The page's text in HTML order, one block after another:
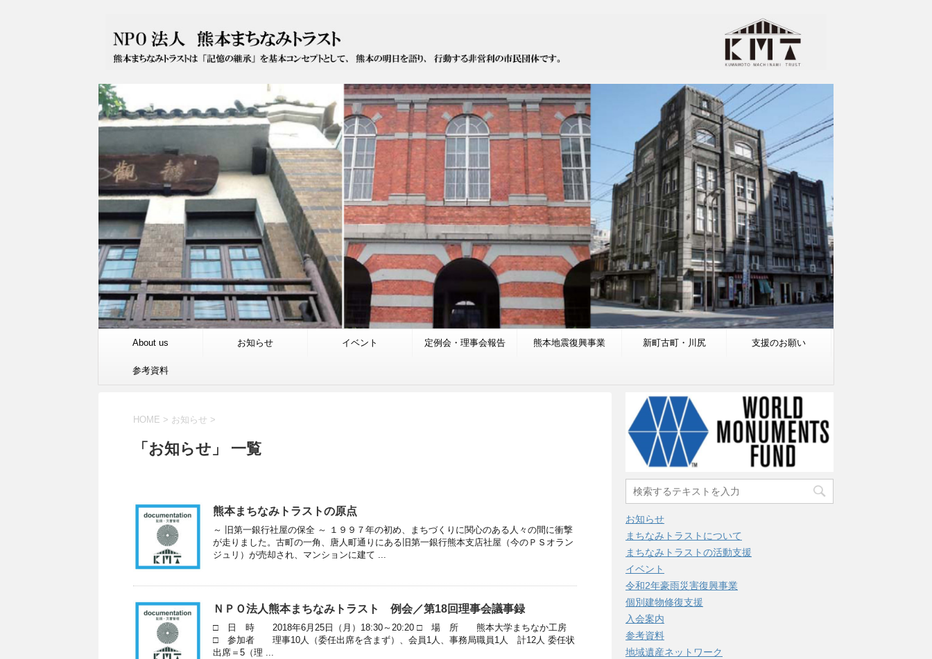
About us お知らせ イベント 定例会・理事会報告 熊本地震復興事業 新町古町・川尻 支援のお願い
参考資料
HOME > お知らせ >
「お知らせ」 一覧
熊本まちなみトラストの原点
～ 旧第一銀行社屋の保全 ～ １９９７年の初め、まちづくりに関心のある人々の間に衝撃
が走りました。古町の一角、唐人町通りにある旧第一銀行熊本支店社屋（今のＰＳオラン
ジュリ）が売却され、マンションに建て ...
ＮＰＯ法人熊本まちなみトラスト 例会／第18回理事会議事録
□ 日 時 2018年6月25日（月）18:30～20:20 □ 場 所 熊本大学まちなか工房
□ 参加者 理事10人（委任出席を含まず）、会員1人、事務局職員1人 計12人 委任状
出席＝5（理 ...
お知らせ
まちなみトラストについて
まちなみトラストの活動支援
イベント
令和2年豪雨災害復興事業
個別建物修復支援
入会案内
参考資料
地域遺産ネットワーク